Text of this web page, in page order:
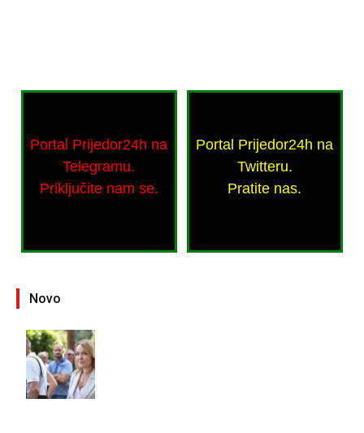
Portal Prijedor24h na
Telegramu.
Priključite nam se.
Portal Prijedor24h na
Twitteru.
Pratite nas.
Novo